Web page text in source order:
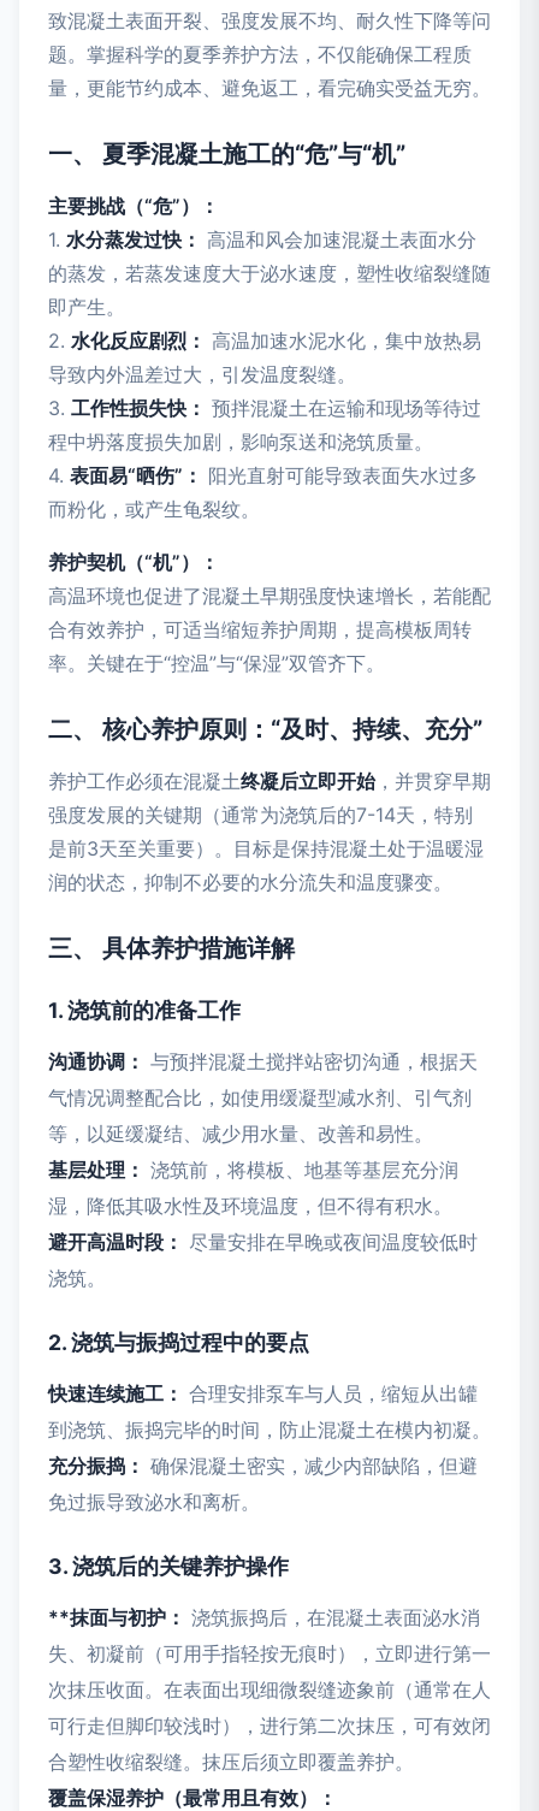
致混凝土表面开裂、强度发展不均、耐久性下降等问
题。掌握科学的夏季养护方法，不仅能确保工程质
量，更能节约成本、避免返工，看完确实受益无穷。
一、 夏季混凝土施工的“危”与“机”
主要挑战（“危”）：
1. 水分蒸发过快： 高温和风会加速混凝土表面水分
的蒸发，若蒸发速度大于泌水速度，塑性收缩裂缝随
即产生。
2. 水化反应剧烈： 高温加速水泥水化，集中放热易
导致内外温差过大，引发温度裂缝。
3. 工作性损失快： 预拌混凝土在运输和现场等待过
程中坍落度损失加剧，影响泵送和浇筑质量。
4. 表面易“晒伤”： 阳光直射可能导致表面失水过多
而粉化，或产生龟裂纹。
养护契机（“机”）：
高温环境也促进了混凝土早期强度快速增长，若能配
合有效养护，可适当缩短养护周期，提高模板周转
率。关键在于“控温”与“保湿”双管齐下。
二、 核心养护原则：“及时、持续、充分”
养护工作必须在混凝土终凝后立即开始，并贯穿早期
强度发展的关键期（通常为浇筑后的7-14天，特别
是前3天至关重要）。目标是保持混凝土处于温暖湿
润的状态，抑制不必要的水分流失和温度骤变。
三、 具体养护措施详解
1. 浇筑前的准备工作
沟通协调： 与预拌混凝土搅拌站密切沟通，根据天
气情况调整配合比，如使用缓凝型减水剂、引气剂
等，以延缓凝结、减少用水量、改善和易性。
基层处理： 浇筑前，将模板、地基等基层充分润
湿，降低其吸水性及环境温度，但不得有积水。
避开高温时段： 尽量安排在早晚或夜间温度较低时
浇筑。
2. 浇筑与振捣过程中的要点
快速连续施工： 合理安排泵车与人员，缩短从出罐
到浇筑、振捣完毕的时间，防止混凝土在模内初凝。
充分振捣： 确保混凝土密实，减少内部缺陷，但避
免过振导致泌水和离析。
3. 浇筑后的关键养护操作
**抹面与初护： 浇筑振捣后，在混凝土表面泌水消
失、初凝前（可用手指轻按无痕时），立即进行第一
次抹压收面。在表面出现细微裂缝迹象前（通常在人
可行走但脚印较浅时），进行第二次抹压，可有效闭
合塑性收缩裂缝。抹压后须立即覆盖养护。
覆盖保湿养护（最常用且有效）：